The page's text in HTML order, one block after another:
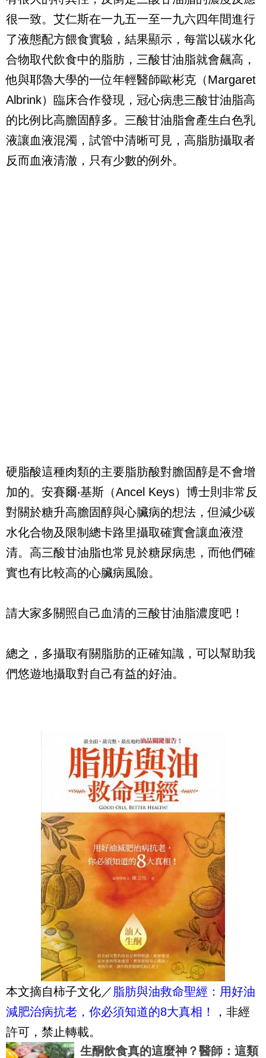
很一致。艾仁斯在一九五一至一九六四年間進行
了液態配方餵食實驗，結果顯示，每當以碳水化
合物取代飲食中的脂肪，三酸甘油脂就會飆高，
他與耶魯大學的一位年輕醫師歐彬克（Margaret
Albrink）臨床合作發現，冠心病患三酸甘油脂高
的比例比高膽固醇多。三酸甘油脂會產生白色乳
液讓血液混濁，試管中清晰可見，高脂肪攝取者
反而血液清澈，只有少數的例外。
硬脂酸這種肉類的主要脂肪酸對膽固醇是不會增
加的。安賽爾‧基斯（Ancel Keys）博士則非常反
對關於糖升高膽固醇與心臟病的想法，但減少碳
水化合物及限制總卡路里攝取確實會讓血液澄
清。高三酸甘油脂也常見於糖尿病患，而他們確
實也有比較高的心臟病風險。
請大家多關照自己血清的三酸甘油脂濃度吧！
總之，多攝取有關脂肪的正確知識，可以幫助我
們悠遊地攝取對自己有益的好油。
本文摘自柿子文化／ 脂肪與油救命聖經：用好油
減肥治病抗老，你必須知道的8大真相！
，非經
許可，禁止轉載。
生酮飲食真的這麼神？醫師：這類